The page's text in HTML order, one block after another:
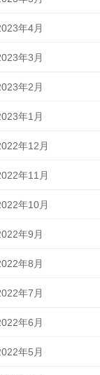
年4月
年3月
年2月
年1月
年12月
年11月
年10月
年9月
年8月
年7月
年6月
年5月